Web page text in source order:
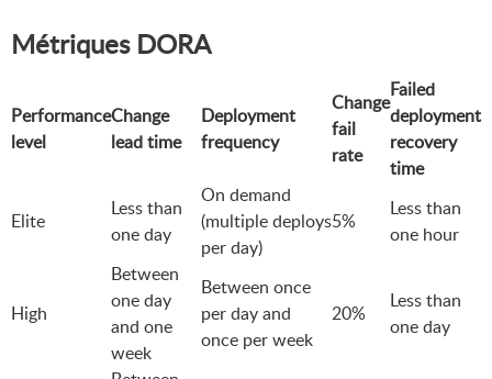
Métriques DORA
Performance
level
Change
lead time
Deployment
frequency
Change
fail
rate
Failed
deployment
recovery
time
Elite
Less than
one day
On demand
(multiple deploys
per day)
5%
Less than
one hour
High
Between
one day
and one
week
Between once
per day and
once per week
20%
Less than
one day